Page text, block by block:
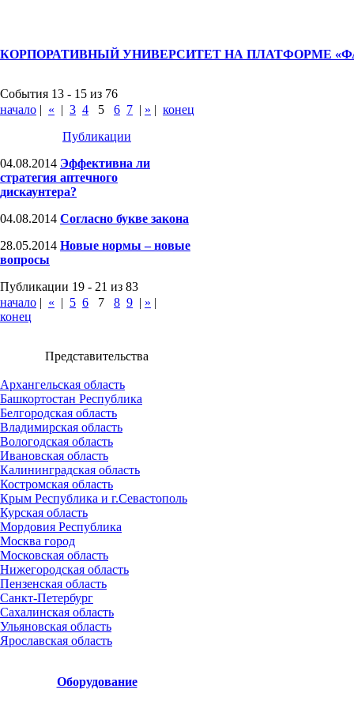
КОРПОРАТИВНЫЙ УНИВЕРСИТЕТ НА ПЛАТФОРМЕ
События 13 - 15 из 76
начало | « | 3 4 5 6 7 | » | конец
Публикации
04.08.2014 Эффективна ли
стратегия аптечного
дискаунтера?
04.08.2014 Согласно букве закона
28.05.2014 Новые нормы – новые
вопросы
Публикации 19 - 21 из 83
начало | « | 5 6 7 8 9 | » |
конец
Представительства
Архангельская область
Башкортостан Республика
Белгородская область
Владимирская область
Вологодская область
Ивановская область
Калининградская область
Костромская область
Крым Республика и г.Севастополь
Курская область
Мордовия Республика
Москва город
Московская область
Нижегородская область
Пензенская область
Санкт-Петербург
Сахалинская область
Ульяновская область
Ярославская область
Оборудование